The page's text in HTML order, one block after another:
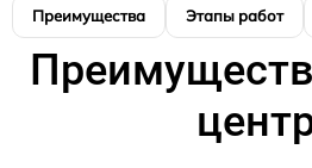
Преимущества Этапы работ